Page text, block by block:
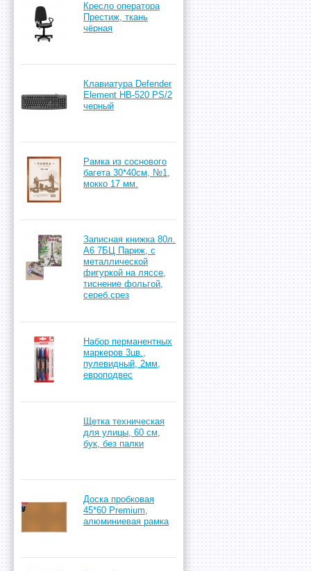
Кресло оператора
Престиж, ткань
чёрная
Клавиатура Defender
Element HB-520 PS/2
черный
Рамка из соснового
багета 30*40см, №1,
мокко 17 мм.
Записная книжка 80л.
А6 7БЦ Париж, с
металлической
фигуркой на ляссе,
тиснение фольгой,
сереб.срез
Набор перманентных
маркеров 3цв.,
пулевидный, 2мм,
европодвес
Щетка техническая
для улицы, 60 см,
бук, без палки
Доска пробковая
45*60 Premium,
алюминиевая рамка